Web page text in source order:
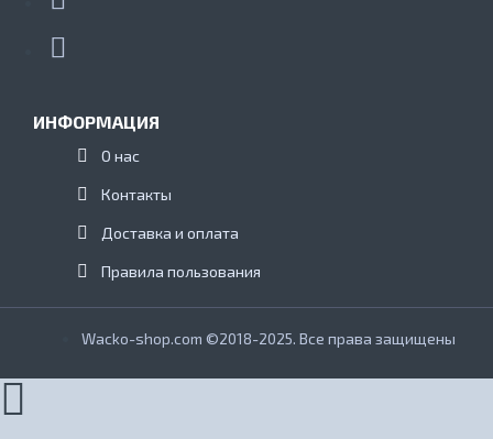
ИНФОРМАЦИЯ
О нас
Контакты
Доставка и оплата
Правила пользования
Wacko-shop.com ©2018-2025. Все права защищены